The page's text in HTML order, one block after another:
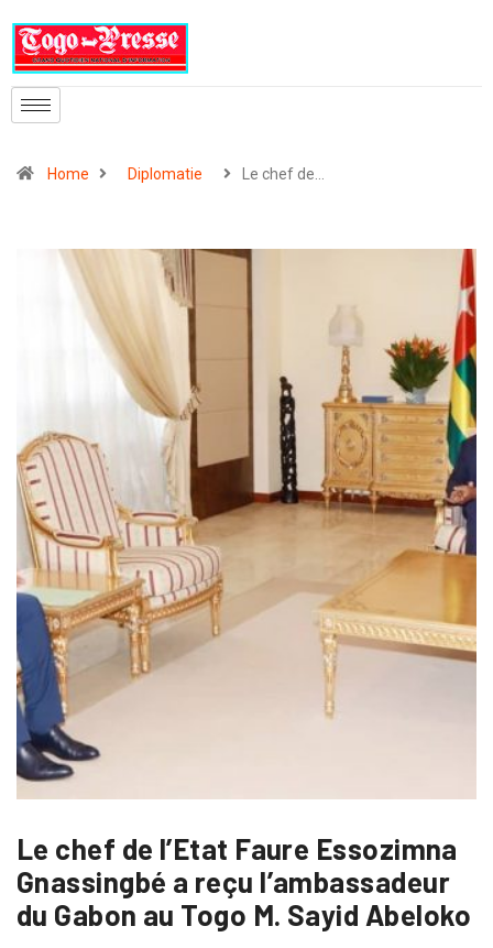
Home Diplomatie Le chef de…
Le chef de l’Etat Faure Essozimna
Gnassingbé a reçu l’ambassadeur
du Gabon au Togo M. Sayid Abeloko